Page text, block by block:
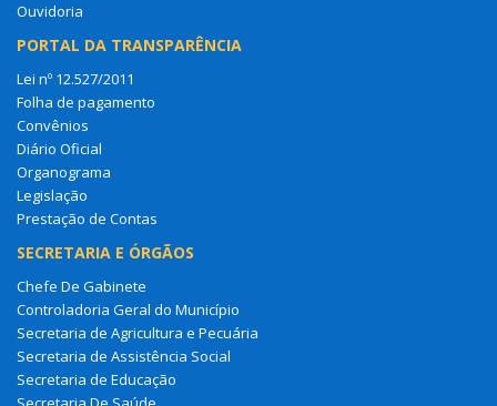
Ouvidoria
PORTAL DA TRANSPARÊNCIA
Lei nº 12.527/2011
Folha de pagamento
Convênios
Diário Oficial
Organograma
Legislação
Prestação de Contas
SECRETARIA E ÓRGÃOS
Chefe De Gabinete
Controladoria Geral do Município
Secretaria de Agricultura e Pecuária
Secretaria de Assistência Social
Secretaria de Educação